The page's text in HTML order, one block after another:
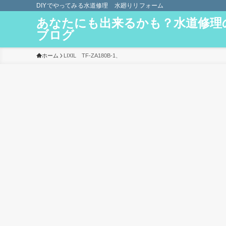
DIYでやってみる水道修理 水廻りリフォーム
あなたにも出来るかも？水道修理
ブログ
ホーム LIXIL TF-ZA180B-1、